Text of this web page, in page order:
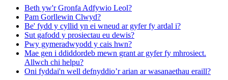
Beth yw'r Gronfa Adfywio Leol?
Pam Gorllewin Clwyd?
Be' fydd y cyllid yn ei wneud ar gyfer fy ardal i?
Sut gafodd y prosiectau eu dewis?
Pwy gymeradwyodd y cais hwn?
Mae gen i ddiddordeb mewn grant ar gyfer fy mhrosiect.
Allwch chi helpu?
Oni fyddai'n well defnyddio’r arian ar wasanaethau eraill?